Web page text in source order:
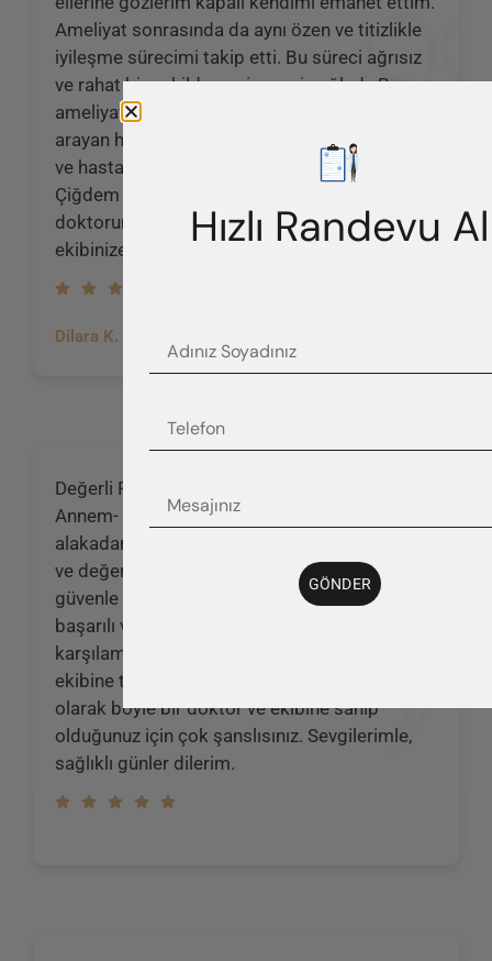
Ameliyat sonrasında da aynı özen ve titizlikle
iyileşme sürecimi takip etti. Bu süreci ağrısız
ve rahat bir şekilde geçirmemi sağladı. Bu
ameliyatı olmak isteyen ve işin uzmanını
arayan herkese tecrübesi, bilgisi, sihirli elleri
ve hastalarına gösterdiği özenden dolayı
Çiğdem Hocayı tavsiye ederim. Güler yüzlü
doktorum ellerine sağlık! Size ve değerli
ekibinize sonsuz teşekkürler.
Dilara K.
Değerli Plastik Cerrahı Dr. Çiğdem Karadağ,
Annem- Gülhanım Ayvalı için gösterdiği ilgi ve
alakadan dolayı oldukça mutluyum. Kendisinin
ve değerli ekibinin güler yüzlü ve sonsuz
güvenle çalışmasına hayran kaldım. Oldukça
başarılı ve tüm sorularımıza karşı içtenlikle
karşılamış olmasından dolayı kendisine ve
ekibine teşekkür ederim. Acıbadem grubu
olarak böyle bir doktor ve ekibine sahip
olduğunuz için çok şanslısınız. Sevgilerimle,
sağlıklı günler dilerim.
Hızlı Randevu Al
GÖNDER